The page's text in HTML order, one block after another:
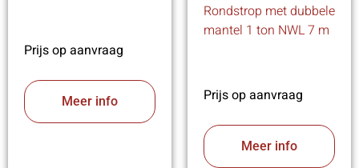
Prijs op aanvraag
Meer info
Rondstrop met dubbele
mantel 1 ton NWL 7 m
Prijs op aanvraag
Meer info